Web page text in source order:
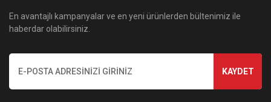
En avantajlı kampanyalar ve en yeni ürünlerden bültenimiz ile
haberdar olabilirsiniz.
KAYDET